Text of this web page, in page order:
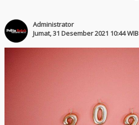
Administrator
Jumat, 31 Desember 2021 10:44 WIB